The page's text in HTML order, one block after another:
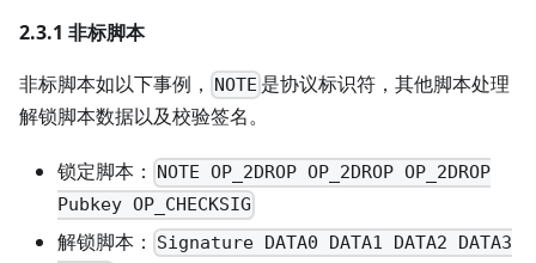
2.3.1 非标脚本
非标脚本如以下事例，
NOTE 是协议标识符，其他脚本处理
解锁脚本数据以及校验签名。
锁定脚本：
NOTE OP_2DROP OP_2DROP OP_2DROP
Pubkey OP_CHECKSIG
解锁脚本：
Signature DATA0 DATA1 DATA2 DATA3